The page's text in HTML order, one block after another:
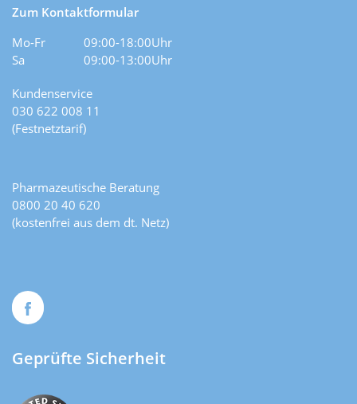
Zum Kontaktformular
Mo-Fr
09:00-18:00Uhr
Sa
09:00-13:00Uhr
Kundenservice
030 622 008 11
(Festnetztarif)
Pharmazeutische Beratung
0800 20 40 620
(kostenfrei aus dem dt. Netz)
Geprüfte Sicherheit